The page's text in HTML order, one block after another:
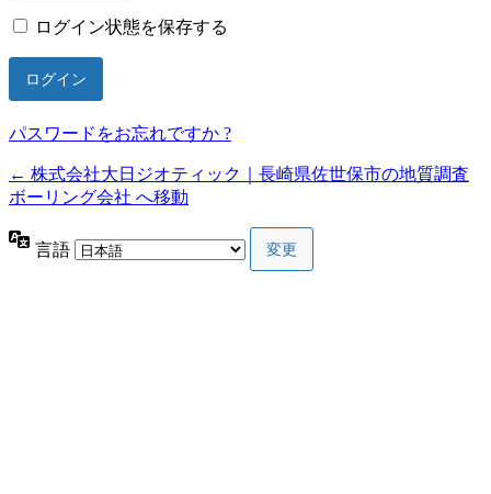
ログイン状態を保存する
パスワードをお忘れですか ?
← 株式会社大日ジオティック｜長崎県佐世保市の地質調査
ボーリング会社 へ移動
言語